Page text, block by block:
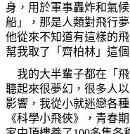
身，用於軍事轟炸和氣
船」，那是人類對飛行
他從來不知道有這樣的
幫我取了「齊柏林」這個
我的大半輩子都在「
聽起來很夢幻，很多人
影響，我從小就迷戀各
《科學小飛俠》，青春